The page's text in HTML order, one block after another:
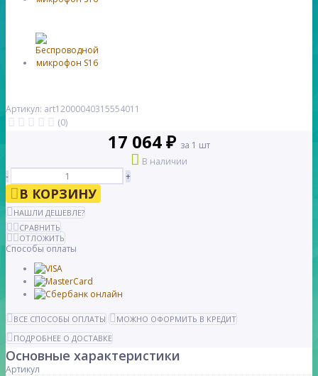
Артикул: art12000040315554011
(0)
17 064 ₽ за 1 шт
В наличии
-
+
В КОРЗИНУ
НАШЛИ ДЕШЕВЛЕ?
СРАВНИТЬ
ОТЛОЖИТЬ
Способы оплаты
ВСЕ СПОСОБЫ ОПЛАТЫ
МОЖНО ОФОРМИТЬ В КРЕДИТ
ПОДРОБНЕЕ О ДОСТАВКЕ
Основные характеристики
Артикул